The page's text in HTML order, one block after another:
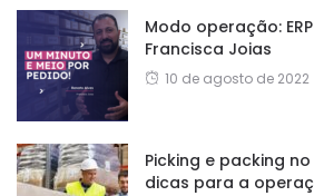
Modo operação:
Francisca Joias
10 de agosto de 2022
Picking e packing
dicas para a